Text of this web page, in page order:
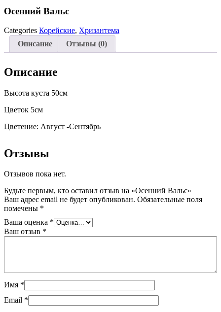
Осенний Вальс
Categories Корейские, Хризантема
Описание
Отзывы (0)
Описание
Высота куста 50см
Цветок 5см
Цветение: Август -Сентябрь
Отзывы
Отзывов пока нет.
Будьте первым, кто оставил отзыв на «Осенний Вальс»
Ваш адрес email не будет опубликован. Обязательные поля
помечены *
Ваша оценка *
Ваш отзыв *
Имя *
Email *